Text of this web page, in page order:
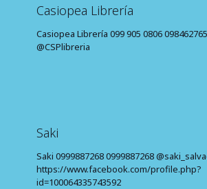
Casiopea Librería
Casiopea Librería 099 905 0806
@CSPlibreria
Saki
Saki 0999887268 0999887268
https://www.facebook.com/profile.php?
id=100064335743592